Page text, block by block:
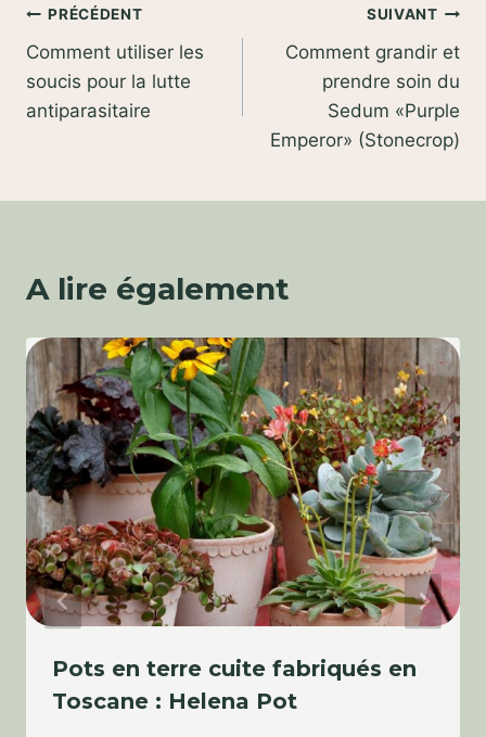
Navigation
de
l’article
PRÉCÉDENT
Comment utiliser les
soucis pour la lutte
antiparasitaire
SUIVANT
Comment grandir et
prendre soin du
Sedum «Purple
Emperor» (Stonecrop)
A lire également
Pots en terre cuite fabriqués en
Toscane : Helena Pot